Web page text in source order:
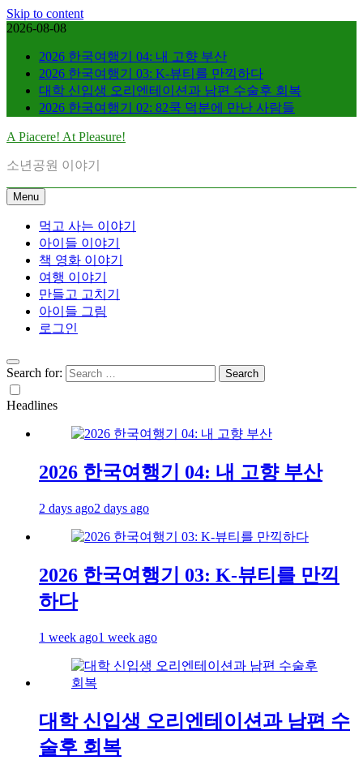
Skip to content
2026-08-08
2026 한국여행기 04: 내 고향 부산
2026 한국여행기 03: K-뷰티를 만끽하다
대학 신입생 오리엔테이션과 남편 수술후 회복
2026 한국여행기 02: 82쿡 덕분에 만난 사람들
A Piacere! At Pleasure!
소년공원 이야기
Menu
먹고 사는 이야기
아이들 이야기
책 영화 이야기
여행 이야기
만들고 고치기
아이들 그림
로그인
Search for:
Headlines
2026 한국여행기 04: 내 고향 부산
2 days ago2 days ago
2026 한국여행기 03: K-뷰티를 만끽
하다
1 week ago1 week ago
대학 신입생 오리엔테이션과 남편 수
술후 회복